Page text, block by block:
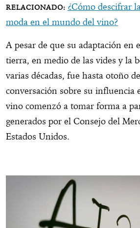
¿Cómo descifrar
moda en el mundo del vino?
A pesar de que su adaptación en
tierra, en medio de las vides y la
varias décadas, fue hasta otoño
conversación sobre su influencia
vino comenzó a tomar forma a
generados por el Consejo del
Estados Unidos.